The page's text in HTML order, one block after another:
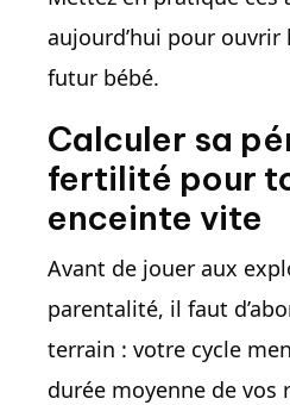
aujourd’hui pour
futur bébé.
Calculer sa
fertilité pour
enceinte vite
Avant de jouer aux
parentalité, il faut
terrain : votre cycle
durée moyenne de vos